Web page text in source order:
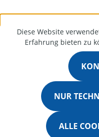
Diese Website
Erfahrung bieten zu
NUR
ALLE